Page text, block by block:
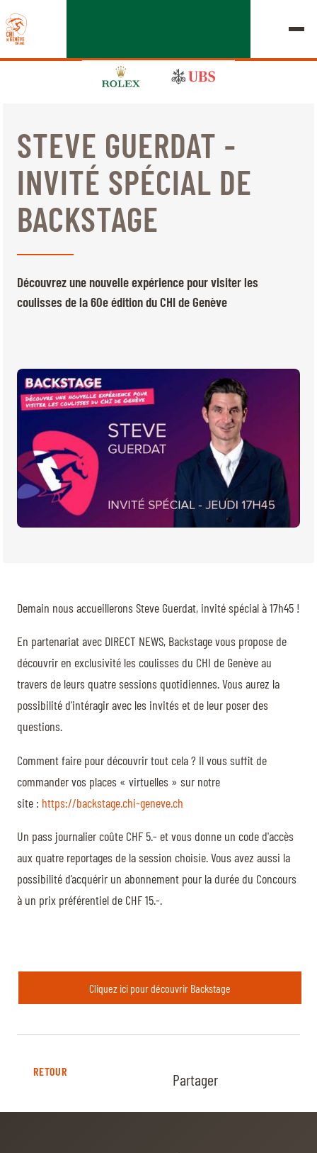
ÉDITION 2026
LE CHIG
MULTIMÉDIA
LIENS RAPIDES
DÉPARTS & RÉSULTATS
ROLEX GRAND SLAM
© 2026 CHI de Genève. Tous droits réservés
Jeudi, 17 Septembre 2026
STEVE GUERDAT -
INVITÉ SPÉCIAL DE
BACKSTAGE
Découvrez une nouvelle expérience pour visiter les
coulisses de la 60e édition du CHI de Genève
Demain nous accueillerons Steve Guerdat, invité spécial à 17h45 !
En partenariat avec DIRECT NEWS, Backstage vous propose de
découvrir en exclusivité les coulisses du CHI de Genève au
travers de leurs quatre sessions quotidiennes. Vous aurez la
possibilité d'intéragir avec les invités et de leur poser des
questions.
Comment faire pour découvrir tout cela ? Il vous suffit de
commander vos places « virtuelles » sur notre
site : https://backstage.chi-geneve.ch
Un pass journalier coûte CHF 5.- et vous donne un code d'accès
aux quatre reportages de la session choisie. Vous avez aussi la
possibilité d’acquérir un abonnement pour la durée du Concours
à un prix préférentiel de CHF 15.-.
Cliquez ici pour découvrir Backstage
RETOUR Partager